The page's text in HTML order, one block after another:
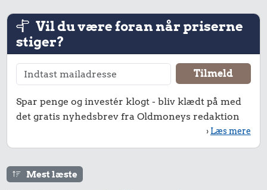
61 kr.
4,75 kr.
Rugbrød
55 kr.
Strygejern
Biografbillet
119 kr.
Vil du være foran når priserne
stiger?
Spar penge og investér klogt - bliv klædt på med
det gratis nyhedsbrev fra Oldmoneys redaktion
› Læs mere
Mest læste